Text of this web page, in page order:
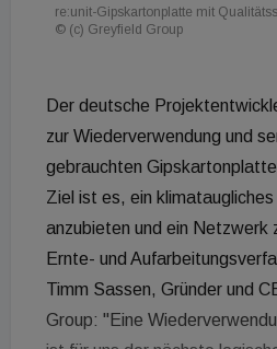
re:unit-Gipskartonplatte mit
© (c) Greyfield Group
Der deutsche
zur Wiederverwendung und
gebrauchten
Ziel ist es, ein
anzubieten und ein Netzwerk
Ernte- und
Timm Sassen, Gründer und
Group: "Eine